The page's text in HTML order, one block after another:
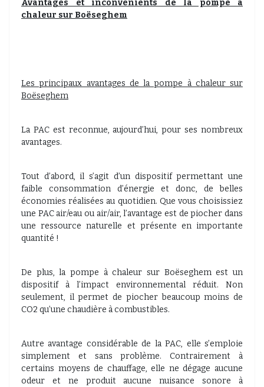
Avantages et inconvénients de la pompe à
chaleur sur Boëseghem
Les principaux avantages de la pompe à chaleur sur
Boëseghem
La PAC est reconnue, aujourd’hui, pour ses nombreux
avantages.
Tout d’abord, il s’agit d’un dispositif permettant une
faible consommation d’énergie et donc, de belles
économies réalisées au quotidien. Que vous choisissiez
une PAC air/eau ou air/air, l’avantage est de piocher dans
une ressource naturelle et présente en importante
quantité !
De plus, la pompe à chaleur sur Boëseghem est un
dispositif à l’impact environnemental réduit. Non
seulement, il permet de piocher beaucoup moins de
CO2 qu’une chaudière à combustibles.
Autre avantage considérable de la PAC, elle s’emploie
simplement et sans problème. Contrairement à
certains moyens de chauffage, elle ne dégage aucune
odeur et ne produit aucune nuisance sonore à